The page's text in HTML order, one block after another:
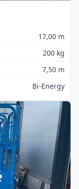
17,00 m
200 kg
7,50 m
Bi-Energy